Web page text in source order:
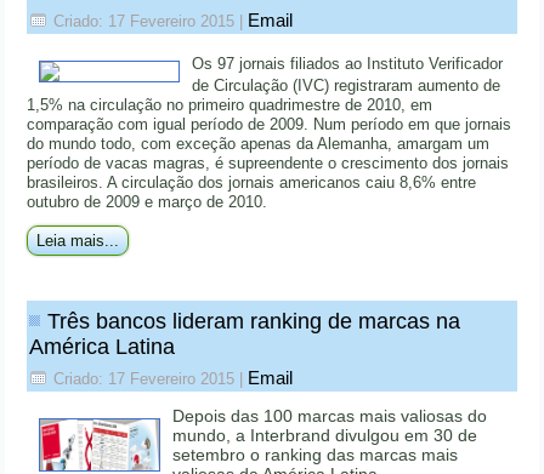
Criado: 17 Fevereiro 2015 Email
Os 97 jornais filiados ao Instituto Verificador
de Circulação (IVC) registraram aumento de
1,5% na circulação no primeiro quadrimestre de 2010, em
comparação com igual período de 2009. Num período em que jornais
do mundo todo, com exceção apenas da Alemanha, amargam um
período de vacas magras, é supreendente o crescimento dos jornais
brasileiros. A circulação dos jornais americanos caiu 8,6% entre
outubro de 2009 e março de 2010.
Leia mais...
Três bancos lideram ranking de marcas na
América Latina
Criado: 17 Fevereiro 2015 Email
Depois das 100 marcas mais valiosas do
mundo, a Interbrand divulgou em 30 de
setembro o ranking das marcas mais